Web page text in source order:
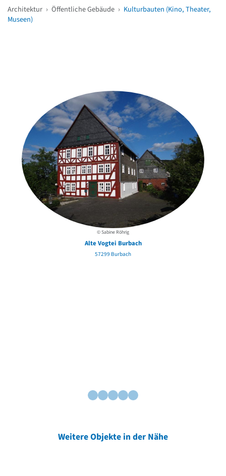
Architektur › Öffentliche Gebäude › Kulturbauten (Kino, Theater,
Museen)
© Sabine Röhrig
Alte Vogtei Burbach
57299 Burbach
Weitere Objekte in der Nähe